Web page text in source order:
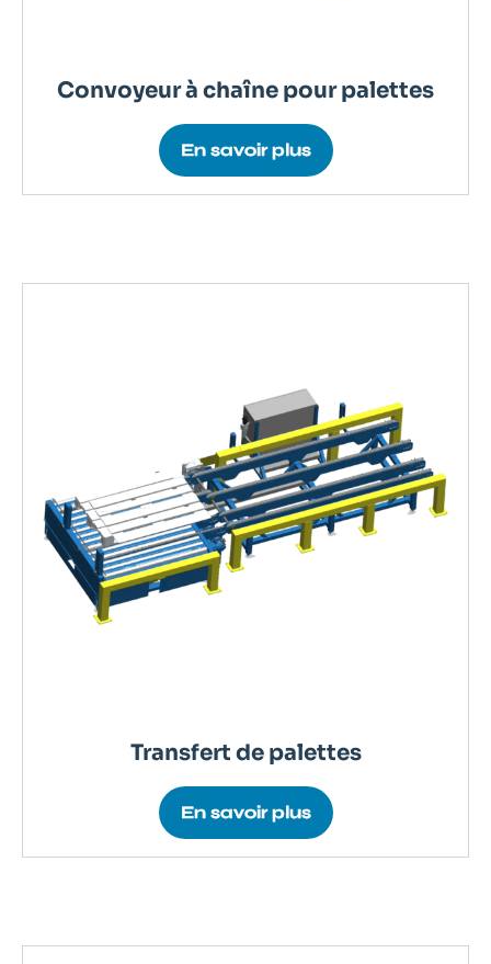
Convoyeur à chaîne pour palettes
En savoir plus
Transfert de palettes
En savoir plus